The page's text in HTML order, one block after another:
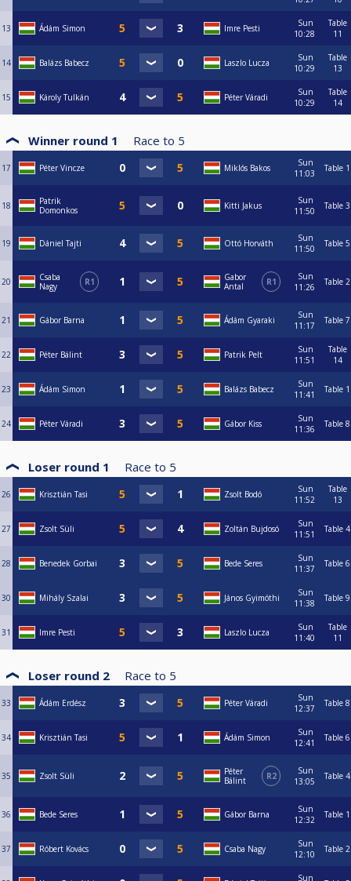
13 Ádám Simon Imre Pesti
Sun
10:28
Table
11
14 Balázs Babecz Laszlo Lucza
Sun
10:29
Table
13
15 Károly Tulkán Péter Váradi
Sun
10:29
Table
14
Winner round 1 Race to 5
17 Péter Vincze Miklós Bakos
Sun
11:03
Table 1
18
Patrik
Domonkos
Kitti Jakus
Sun
11:50
Table 3
19 Dániel Tajti Ottó Horváth
Sun
11:50
Table 5
20
Csaba
Nagy
R1
Gabor
Antal
R1
Sun
11:26
Table 2
21 Gábor Barna Ádám Gyaraki
Sun
11:17
Table 7
22 Péter Bálint Patrik Pelt
Sun
11:51
Table
14
23 Ádám Simon Balázs Babecz
Sun
11:41
Table 1
24 Péter Váradi Gábor Kiss
Sun
11:36
Table 8
Loser round 1 Race to 5
26 Krisztián Tasi Zsolt Bodó
Sun
11:52
Table
13
27 Zsolt Süli Zoltán Bujdosó
Sun
11:51
Table 4
28 Benedek Gorbai Bede Seres
Sun
11:37
Table 6
30 Mihály Szalai János Gyimóthi
Sun
11:38
Table 9
31 Imre Pesti Laszlo Lucza
Sun
11:40
Table
11
Loser round 2 Race to 5
33 Ádám Erdész Péter Váradi
Sun
12:37
Table 8
34 Krisztián Tasi Ádám Simon
Sun
12:41
Table 6
35 Zsolt Süli
Péter
Bálint
R2
Sun
13:05
Table 4
36 Bede Seres Gábor Barna
Sun
12:32
Table 1
37 Róbert Kovács Csaba Nagy
Sun
12:10
Table 2
Sun